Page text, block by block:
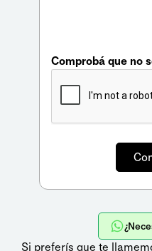
Comprobá que no
Si preferís que te